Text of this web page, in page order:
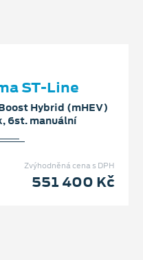
ST-Line
Hybrid (mHEV)
6st. manuální
Zvýhodněná cena s DPH
551 400 Kč